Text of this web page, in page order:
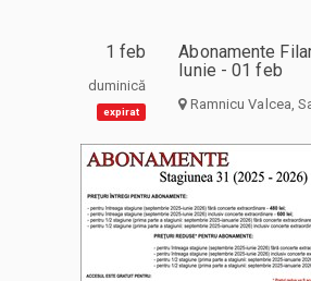
1 feb
duminică
expirat
Abonamente
Iunie - 01 feb
Ramnicu Valcea,